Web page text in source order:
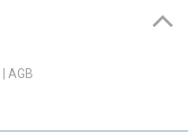
AGB